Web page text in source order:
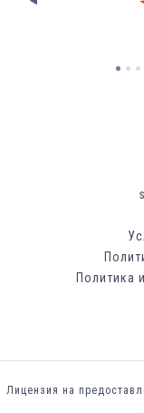
Политика
Лицензия на